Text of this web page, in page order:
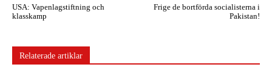
USA: Vapenlagstiftning och
klasskamp
Frige de bortförda socialisterna i
Pakistan!
Relaterade artiklar